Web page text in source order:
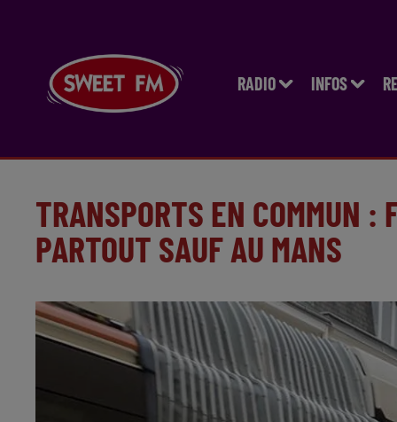
RADIO INFOS
TRANSPORTS EN COMMUN :
PARTOUT SAUF AU MANS